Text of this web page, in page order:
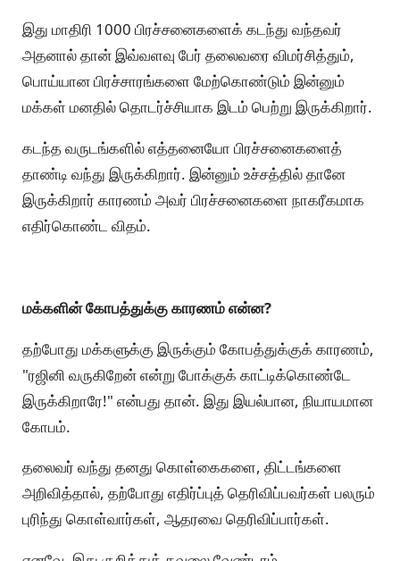
இது மாதிரி 1000 பிரச்சனைகளைக் கடந்து வந்தவர்
அதனால் தான் இவ்வளவு பேர் தலைவரை விமர்சித்தும்,
பொய்யான பிரச்சாரங்களை மேற்கொண்டும் இன்னும்
மக்கள் மனதில் தொடர்ச்சியாக இடம் பெற்று இருக்கிறார்.
கடந்த வருடங்களில் எத்தனையோ பிரச்சனைகளைத்
தாண்டி வந்து இருக்கிறார். இன்னும் உச்சத்தில் தானே
இருக்கிறார் காரணம் அவர் பிரச்சனைகளை நாகரீகமாக
எதிர்கொண்ட விதம்.
மக்களின் கோபத்துக்கு காரணம் என்ன?
தற்போது மக்களுக்கு இருக்கும் கோபத்துக்குக் காரணம்,
"ரஜினி வருகிறேன் என்று போக்குக் காட்டிக்கொண்டே
இருக்கிறாரே!" என்பது தான். இது இயல்பான, நியாயமான
கோபம்.
தலைவர் வந்து தனது கொள்கைகளை, திட்டங்களை
அறிவித்தால், தற்போது எதிர்ப்புத் தெரிவிப்பவர்கள் பலரும்
புரிந்து கொள்வார்கள், ஆதரவை தெரிவிப்பார்கள்.